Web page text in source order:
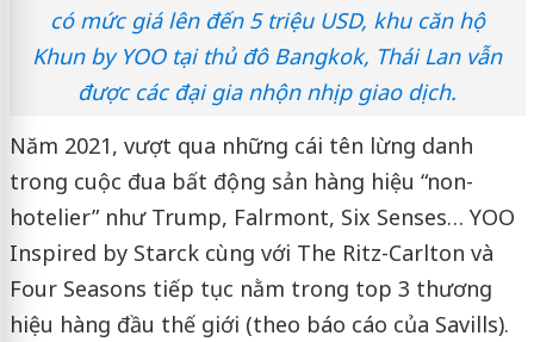
có mức giá lên đến 5 triệu USD, khu căn hộ
Khun by YOO tại thủ đô Bangkok, Thái Lan vẫn
được các đại gia nhộn nhịp giao dịch.
Năm 2021, vượt qua những cái tên lừng danh
trong cuộc đua bất động sản hàng hiệu “non-
hotelier” như Trump, Falrmont, Six Senses… YOO
Inspired by Starck cùng với The Ritz-Carlton và
Four Seasons tiếp tục nằm trong top 3 thương
hiệu hàng đầu thế giới (theo báo cáo của Savills).